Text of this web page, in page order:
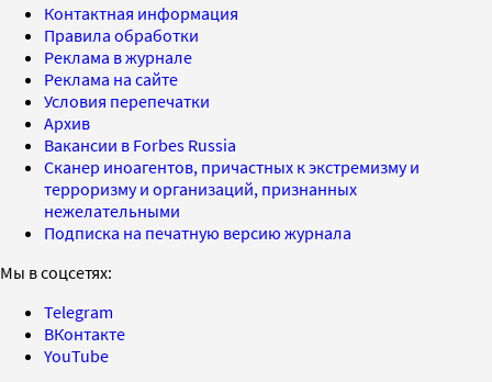
Контактная информация
Правила обработки
Реклама в журнале
Реклама на сайте
Условия перепечатки
Архив
Вакансии в Forbes Russia
Сканер иноагентов, причастных к экстремизму и
терроризму и организаций, признанных
нежелательными
Подписка на печатную версию журнала
Мы в соцсетях:
Telegram
ВКонтакте
YouTube